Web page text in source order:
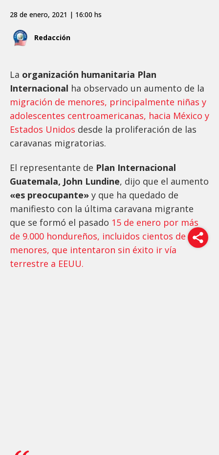
Redacción
28 de enero, 2021 | 16:00 hs
La organización humanitaria Plan
Internacional ha observado un aumento de la
migración de menores, principalmente niñas y
adolescentes centroamericanas, hacia México y
Estados Unidos desde la proliferación de las
caravanas migratorias.
El representante de Plan Internacional
Guatemala, John Lundine, dijo que el aumento
«es preocupante» y que ha quedado de
manifiesto con la última caravana migrante
que se formó el pasado 15 de enero por más
de 9.000 hondureños, incluidos cientos de
menores, que intentaron sin éxito ir vía
terrestre a EEUU.